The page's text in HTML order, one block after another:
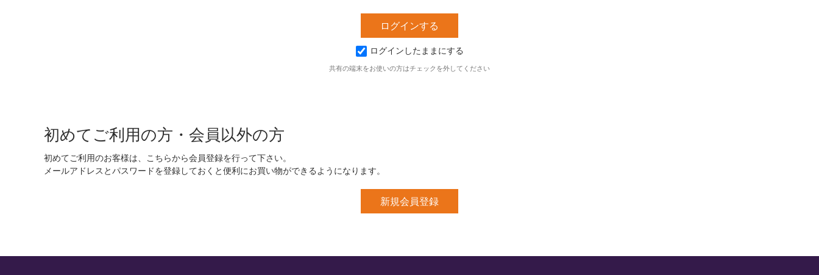
ログインしたままにする
共有の端末をお使いの方はチェックを外してください
初めてご利用の方・会員以外の方
初めてご利用のお客様は、こちらから会員登録を行って下さい。
メールアドレスとパスワードを登録しておくと便利にお買い物ができるようになります。